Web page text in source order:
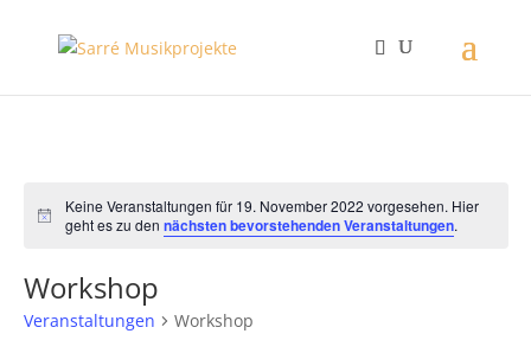
Hinweis
Keine Veranstaltungen für 19. November 2022 vorgesehen. Hier
geht es zu dennächsten bevorstehenden Veranstaltungen.
Workshop
Veranstaltungen Workshop